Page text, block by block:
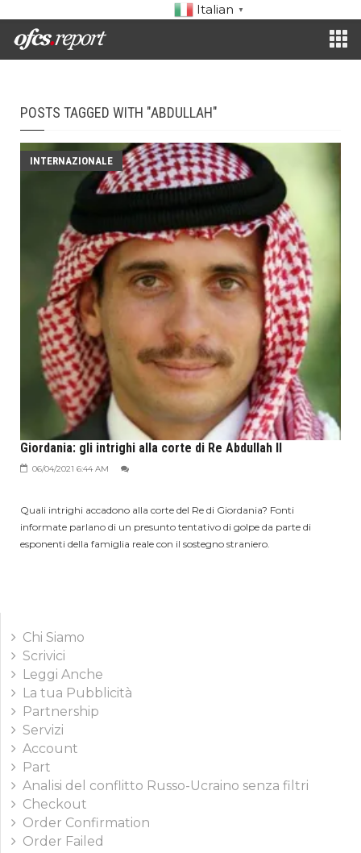
Italian ▼
POSTS TAGGED WITH "ABDULLAH"
INTERNAZIONALE
Giordania: gli intrighi alla corte di Re Abdullah II
06/04/2021 6:44 AM
Quali intrighi accadono alla corte del Re di Giordania? Fonti
informate parlano di un presunto tentativo di golpe da parte di
esponenti della famiglia reale con il sostegno straniero.
Chi Siamo
Scrivici
Leggi Anche
La tua Pubblicità
Partnership
Servizi
Account
Part
Analisi del conflitto Russo-Ucraino senza filtri
Checkout
Order Confirmation
Order Failed